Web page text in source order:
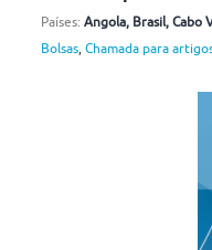
Países: Angola, Brasil, Cabo
Bolsas, Chamada para